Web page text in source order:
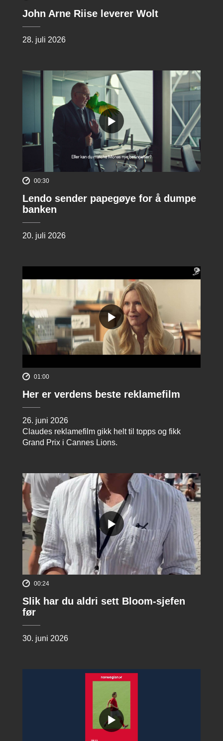
John Arne Riise leverer Wolt
28. juli 2026
00:30
Lendo sender papegøye for å dumpe
banken
20. juli 2026
01:00
Her er verdens beste reklamefilm
26. juni 2026
Claudes reklamefilm gikk helt til topps og fikk
Grand Prix i Cannes Lions.
00:24
Slik har du aldri sett Bloom-sjefen
før
30. juni 2026